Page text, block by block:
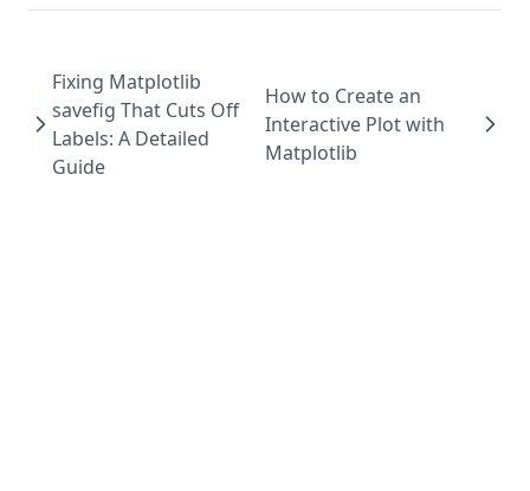
Fixing Matplotlib
savefig That Cuts Off
Labels: A Detailed
Guide
How to Create an
Interactive Plot with
Matplotlib